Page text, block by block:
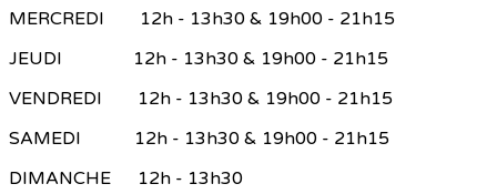
MERCREDI 12h - 13h30 & 19h00 - 21h15
JEUDI 12h - 13h30 & 19h00 - 21h15
VENDREDI 12h - 13h30 & 19h00 - 21h15
SAMEDI 12h - 13h30 & 19h00 - 21h15
DIMANCHE 12h - 13h30